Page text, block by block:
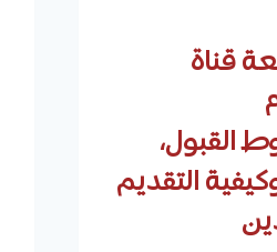
قناة
القبول،
التقديم